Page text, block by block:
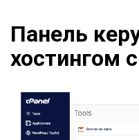
Панель
хостингом